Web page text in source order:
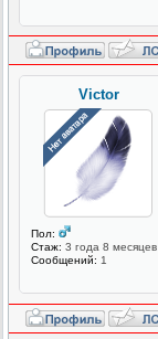
Victor
Пол:
Стаж: 3 года 8 месяцев
Сообщений: 1